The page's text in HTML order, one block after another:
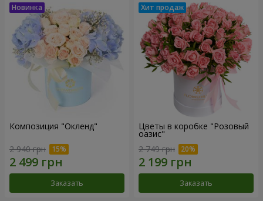
Композиция "Окленд"
2 940 грн
Заказать
Цветы в коробке "Розовый
оазис"
2 749 грн
Заказать